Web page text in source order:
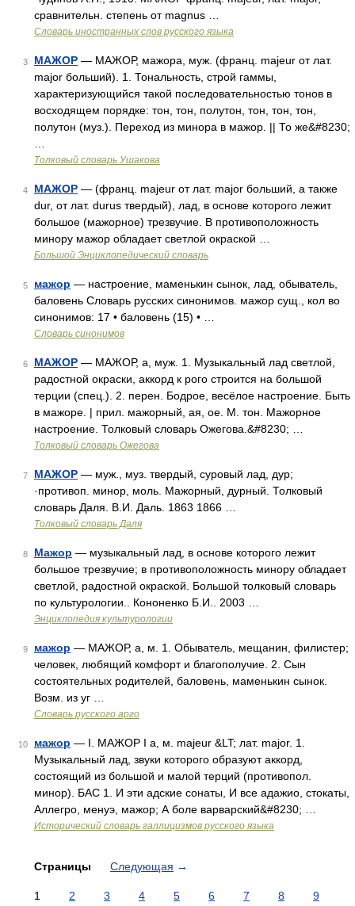
сравнительн. степень от magnus …
Словарь иностранных слов русского языка
3 МАЖОР — МАЖОР, мажора, муж. (франц. majeur от лат.
major больший). 1. Тональность, строй гаммы,
характеризующийся такой последовательностью тонов в
восходящем порядке: тон, тон, полутон, тон, тон, тон,
полутон (муз.). Переход из минора в мажор. || То же&#8230;
Толковый словарь Ушакова
4 МАЖОР — (франц. majeur от лат. major больший, а также
dur, от лат. durus твердый), лад, в основе которого лежит
большое (мажорное) трезвучие. В противоположность
минору мажор обладает светлой окраской …
Большой Энциклопедический словарь
5 мажор — настроение, маменькин сынок, лад, обыватель,
баловень Словарь русских синонимов. мажор сущ., кол во
синонимов: 17 • баловень (15) • …
Словарь синонимов
6 МАЖОР — МАЖОР, а, муж. 1. Музыкальный лад светлой,
радостной окраски, аккорд к рого строится на большой
терции (спец.). 2. перен. Бодрое, весёлое настроение. Быть
в мажоре. | прил. мажорный, ая, ое. М. тон. Мажорное
настроение. Толковый словарь Ожегова.&#8230; …
Толковый словарь Ожегова
7 МАЖОР — муж., муз. твердый, суровый лад, дур;
·противоп. минор, моль. Мажорный, дурный. Толковый
словарь Даля. В.И. Даль. 1863 1866 …
Толковый словарь Даля
8 Мажор — музыкальный лад, в основе которого лежит
большое трезвучие; в противоположность минору обладает
светлой, радостной окраской. Большой толковый словарь
по культурологии.. Кононенко Б.И.. 2003 …
Энциклопедия культурологии
9 мажор — МАЖОР, а, м. 1. Обыватель, мещанин, филистер;
человек, любящий комфорт и благополучие. 2. Сын
состоятельных родителей, баловень, маменькин сынок.
Возм. из уг …
Словарь русского арго
10 мажор — I. МАЖОР I а, м. majeur &LT; лат. major. 1.
Музыкальный лад, звуки которого образуют аккорд,
состоящий из большой и малой терций (противопол.
минор). БАС 1. И эти адские сонаты, И все адажио, стокаты,
Аллегро, менуэ, мажор; А боле варварский&#8230; …
Исторический словарь галлицизмов русского языка
Страницы Следующая →
1 2 3 4 5 6 7 8
9